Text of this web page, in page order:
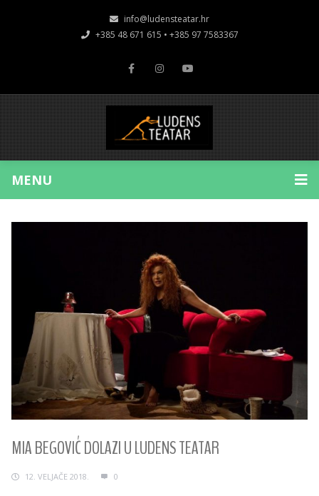
info@ludensteatar.hr
+385 48 671 615 • +385 97 7583367
MENU
MIA BEGOVIĆ DOLAZI U LUDENS TEATAR
12. VELJAČE 2018. 0